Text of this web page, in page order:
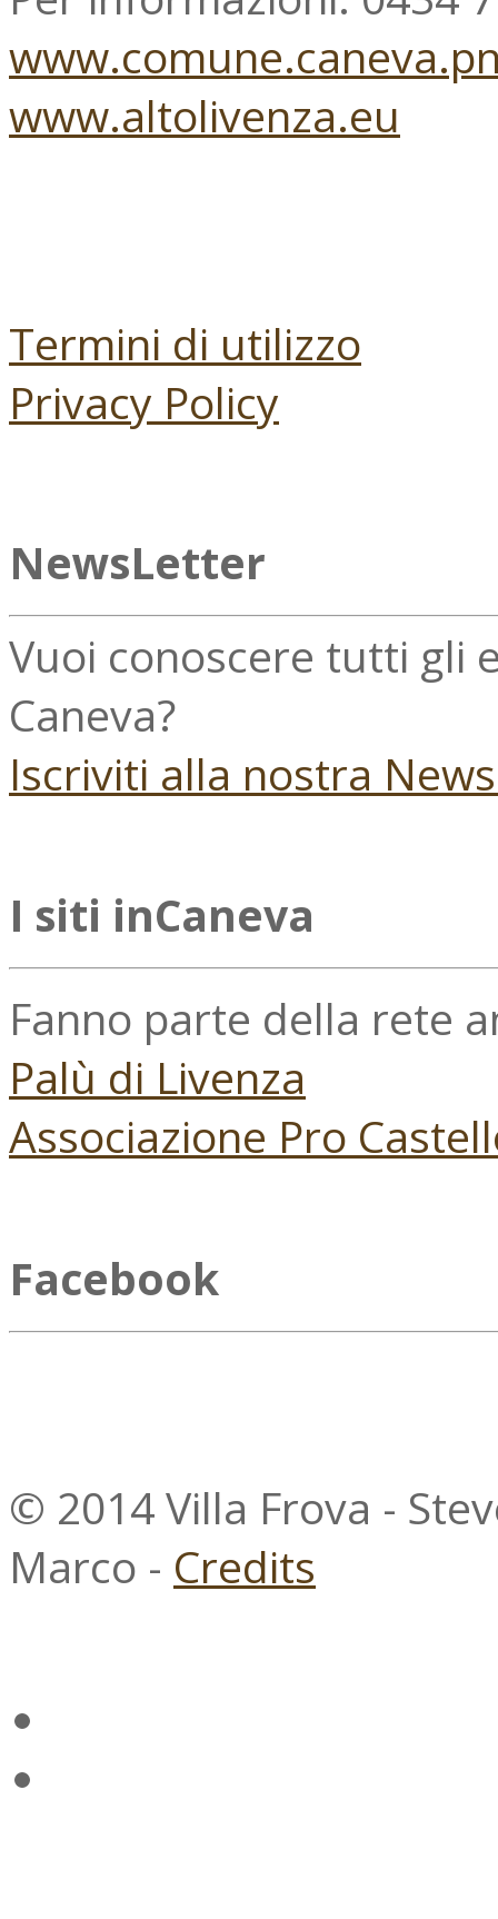
www.altolivenza.eu
Termini di utilizzo
Privacy Policy
NewsLetter
Vuoi conoscere tutti gli
Caneva?
Iscriviti alla nostra
I siti inCaneva
Fanno parte della rete
Palù di Livenza
Associazione Pro
Facebook
© 2014 Villa Frova -
Marco - Credits